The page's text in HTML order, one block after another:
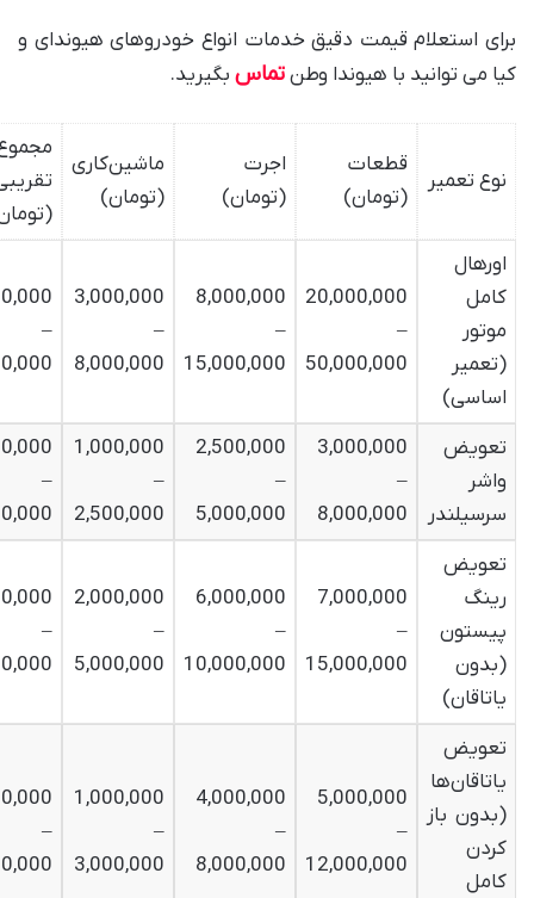
برای استعلام قیمت دقیق خدمات انواع خودروهای هیوندای و
کیا می توانید با هیوندا وطنتماس بگیرید.
نوع تعمیر
قطعات
(تومان)
اجرت
(تومان)
ماشین‌کاری
(تومان)
اورهال
کامل
موتور
(تعمیر
اساسی)
20,000,000
–
50,000,000
8,000,000
–
15,000,000
3,000,000
–
8,000,000
–
تعویض
واشر
سرسیلندر
3,000,000
–
8,000,000
2,500,000
–
5,000,000
1,000,000
–
2,500,000
–
تعویض
رینگ
پیستون
(بدون
یاتاقان)
7,000,000
–
15,000,000
6,000,000
–
10,000,000
2,000,000
–
5,000,000
–
تعویض
یاتاقان‌ها
(بدون باز
کردن
کامل
5,000,000
–
12,000,000
4,000,000
–
8,000,000
1,000,000
–
3,000,000
–